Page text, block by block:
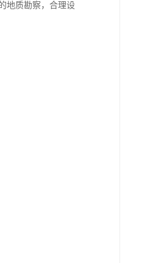
地质勘察，合理设